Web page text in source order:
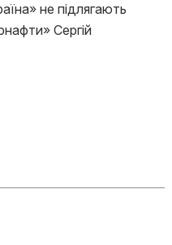
не підлягають
Сергій